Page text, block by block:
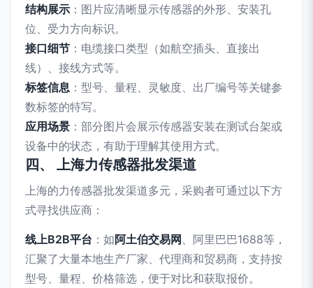
结构展示 ：图片应清晰显示传感器的外形、安装孔
位、受力方向标识。
接口细节 ：电缆接口类型（如航空插头、直接出
线）、接线方式等。
标签信息 ：型号、量程、灵敏度、出厂编号等关键参
数标签的特写。
应用场景 ：部分图片会展示传感器安装在测试台架或
设备中的状态，有助于理解其使用方式。
四、 上海力传感器批发渠道
上海的力传感器批发渠道多元，采购者可通过以下方
式寻找供应商：
线上B2B平台 ：如阿土伯交易网 、阿里巴巴1688等，
汇聚了大量本地生产厂家、代理商和贸易商，支持按
型号、量程、价格筛选，便于对比和获取报价。